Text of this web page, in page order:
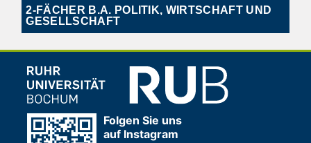
2-FÄCHER B.A. POLITIK, WIRTSCHAFT UND
GESELLSCHAFT
Folgen Sie uns
auf Instagram